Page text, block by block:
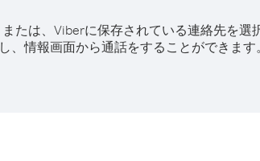
または、Viberに保存されている連絡先を選
し、情報画面から通話をすることができます。